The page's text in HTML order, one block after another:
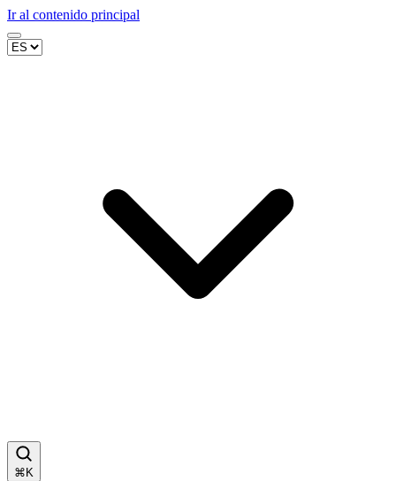
Ir al contenido principal
⌘ K